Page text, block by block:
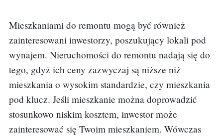
Mieszkaniami do remontu mogą być również
zainteresowani inwestorzy, poszukujący lokali pod
wynajem. Nieruchomości do remontu nadają się do
tego, gdyż ich ceny zazwyczaj są niższe niż
mieszkania o wysokim standardzie, czy mieszkania
pod klucz. Jeśli mieszkanie można doprowadzić
stosunkowo niskim kosztem, inwestor może
zainteresować się Twoim mieszkaniem. Wówczas